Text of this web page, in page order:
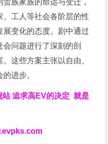
工人等社会各阶层的性
变化的态度。剧中通过
问题进行了深刻的剖
这些方案主张以自由、
进步。
站追求高EV的决定就是